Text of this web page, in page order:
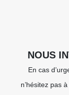
NOUS
En cas
n’hésitez pas